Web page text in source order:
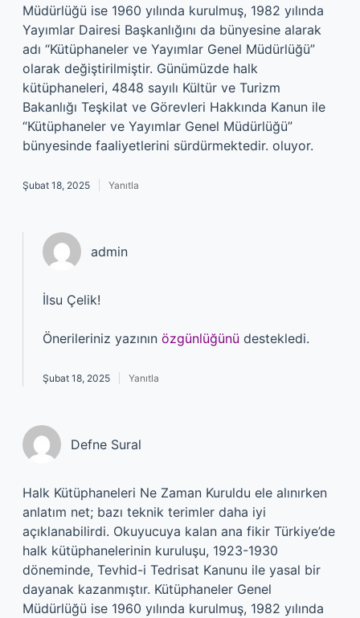
Müdürlüğü ise 1960 yılında kurulmuş, 1982 yılında
Yayımlar Dairesi Başkanlığını da bünyesine alarak
adı “Kütüphaneler ve Yayımlar Genel Müdürlüğü”
olarak değiştirilmiştir. Günümüzde halk
kütüphaneleri, 4848 sayılı Kültür ve Turizm
Bakanlığı Teşkilat ve Görevleri Hakkında Kanun ile
“Kütüphaneler ve Yayımlar Genel Müdürlüğü”
bünyesinde faaliyetlerini sürdürmektedir. oluyor.
Şubat 18, 2025 Yanıtla
admin
İlsu Çelik!
Önerileriniz yazının özgünlüğünü destekledi.
Şubat 18, 2025 Yanıtla
Defne Sural
Halk Kütüphaneleri Ne Zaman Kuruldu ele alınırken
anlatım net; bazı teknik terimler daha iyi
açıklanabilirdi. Okuyucuya kalan ana fikir Türkiye’de
halk kütüphanelerinin kuruluşu, 1923-1930
döneminde, Tevhid-i Tedrisat Kanunu ile yasal bir
dayanak kazanmıştır. Kütüphaneler Genel
Müdürlüğü ise 1960 yılında kurulmuş, 1982 yılında